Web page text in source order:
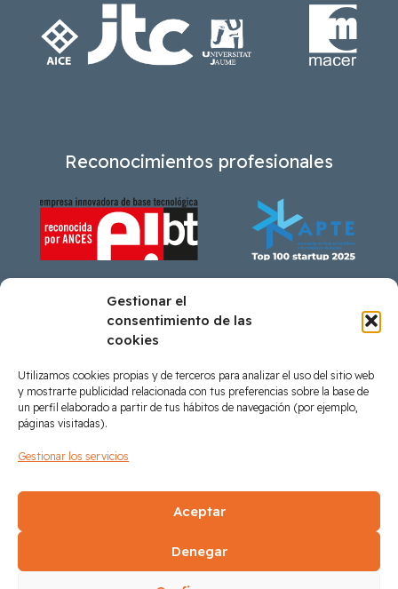
Gestionar el
consentimiento de las
cookies
Utilizamos cookies propias y de terceros para analizar el uso del sitio web
y mostrarte publicidad relacionada con tus preferencias sobre la base de
un perfil elaborado a partir de tus hábitos de navegación (por ejemplo,
páginas visitadas).
Gestionar los servicios
Aceptar
Denegar
Reconocimientos profesionales
Préstamo participativo IVF en coinversión con
Valenciana FEDER 2021-2027 concedido por el Institut
Valencià de Finances
Síguenos en LinkedIn